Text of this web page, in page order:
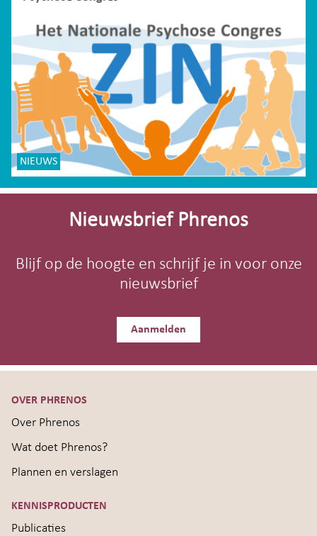
NIEUWS
Site-
Nieuwsbrief Phrenos
Blijf op de hoogte en schrijf je in voor onze
nieuwsbrief
Aanmelden
OVER PHRENOS
Over Phrenos
Wat doet Phrenos?
Plannen en verslagen
KENNISPRODUCTEN
Publicaties